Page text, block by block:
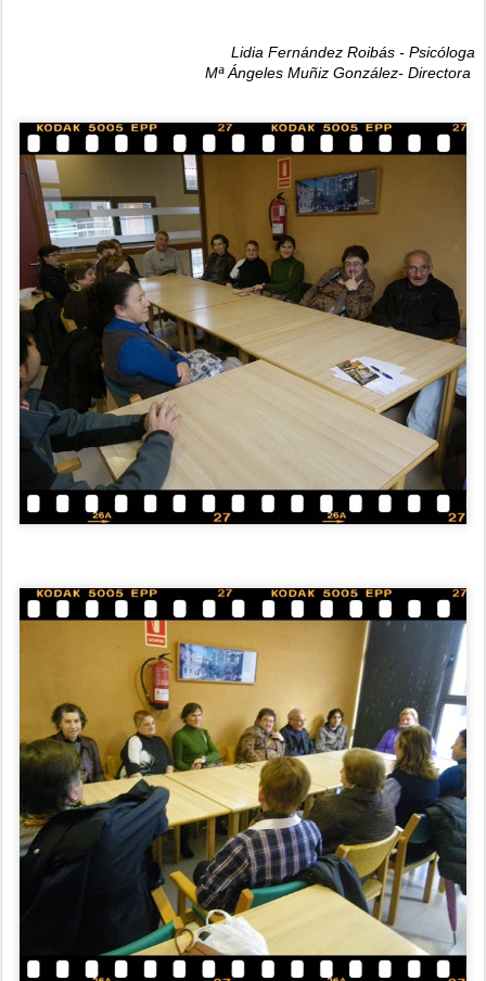
Lidia Fernández Roibás - Psicóloga
Mª Ángeles Muñiz González- Directora